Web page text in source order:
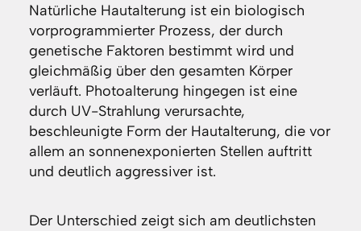
Natürliche Hautalterung ist ein biologisch
vorprogrammierter Prozess, der durch
genetische Faktoren bestimmt wird und
gleichmäßig über den gesamten Körper
verläuft. Photoalterung hingegen ist eine
durch UV-Strahlung verursachte,
beschleunigte Form der Hautalterung, die vor
allem an sonnenexponierten Stellen auftritt
und deutlich aggressiver ist.
Der Unterschied zeigt sich am deutlichsten